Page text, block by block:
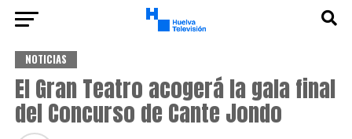
NOTICIAS
El Gran Teatro acogerá la gala final
del Concurso de Cante Jondo